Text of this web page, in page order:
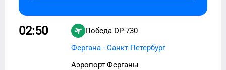
02:50 Победа DP-730
Фергана - Санкт-Петербург
Аэропорт Ферганы